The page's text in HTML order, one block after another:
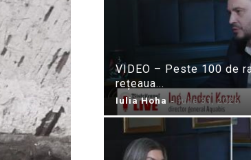
VIDEO – Peste 100 de
rețeaua...
Iulia Hoha - iulie 31, 2026